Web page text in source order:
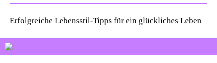
Erfolgreiche Lebensstil-Tipps für ein glückliches Leben